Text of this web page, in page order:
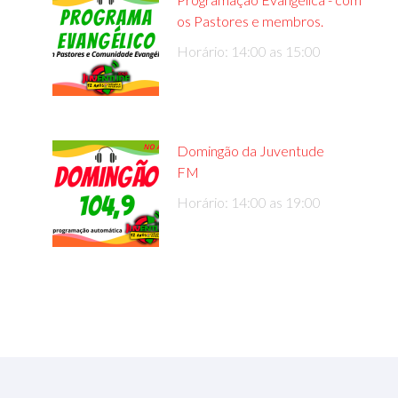
os Pastores e membros.
Horário: 14:00 as 15:00
Domingão da Juventude
FM
Horário: 14:00 as 19:00